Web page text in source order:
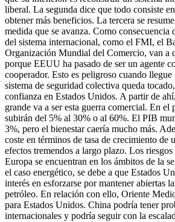
liberal. La segunda dice que todo consiste
obtener más beneficios. La tercera se
medida que se avanza. Como consecuencia
del sistema internacional, como el FMI, el
Organización Mundial del Comercio, van a
porque EEUU ha pasado de ser un agente
cooperador. Esto es peligroso cuando
sistema de seguridad colectiva queda
confianza en Estados Unidos. A partir de
grande va a ser esta guerra comercial. En el
subirán del 5% al 30% o al 60%. El PIB
3%, pero el bienestar caería mucho más.
coste en términos de tasa de crecimiento de
efectos tremendos a largo plazo. Los riesgos
Europa se encuentran en los ámbitos de la
el caso energético, se debe a que Estados
interés en esforzarse por mantener abiertas
petróleo. En relación con ello, Oriente
para Estados Unidos. China podría tener
internacionales y podría seguir con la